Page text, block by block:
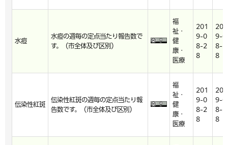
水痘
水痘の週毎の定点当たり報告数で
す。（市全体及び区別）
福
祉・
健
康・
医療
201
9-0
8-2
8
201
9-0
8-2
8
伝染性紅斑
伝染性紅斑の週毎の定点当たり報
告数です。（市全体及び区別）
福
祉・
健
康・
医療
201
9-0
8-2
8
201
9-0
8-2
8